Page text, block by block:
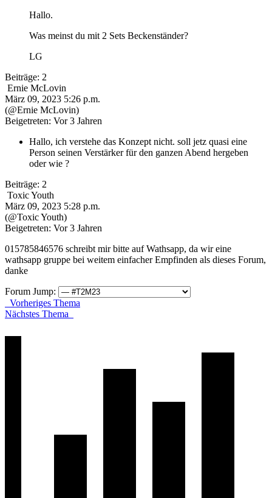
Hallo.
Was meinst du mit 2 Sets Beckenständer?
LG
Beiträge: 2
Ernie McLovin
März 09, 2023 5:26 p.m.
(@Ernie McLovin)
Beigetreten: Vor 3 Jahren
Hallo, ich verstehe das Konzept nicht. soll jetz quasi eine
Person seinen Verstärker für den ganzen Abend hergeben
oder wie ?
Beiträge: 2
Toxic Youth
März 09, 2023 5:28 p.m.
(@Toxic Youth)
Beigetreten: Vor 3 Jahren
015785846576 schreibt mir bitte auf Wathsapp, da wir eine
wathsapp gruppe bei weitem einfacher Empfinden als dieses Forum,
danke
Forum Jump:
Vorheriges Thema
Nächstes Thema